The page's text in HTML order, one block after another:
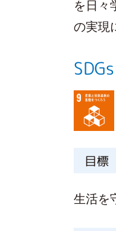
を日々
の実現
目標
生活を